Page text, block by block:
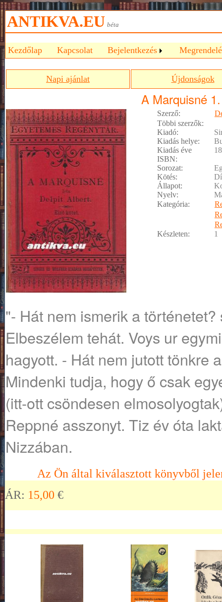
ANTIKVA.EU béta
Kezdőlap Kapcsolat Bejelentkezés
Napi ajánlat Újdonságok
A Marquisné
Szerző:
Többi szerzők:
Kiadó:
Kiadás helye:
Kiadás éve
ISBN:
Sorozat:
Kötés:
Állapot:
Nyelv:
Kategória:
Készleten:
1
"- Hát nem ismerik a
Elbeszélem tehát. Voys ur
hagyott. - Hát nem jutott tönkre
Mindenki tudja, hogy ő csak
(itt-ott csöndesen
Reppné asszonyt. Tiz év óta
Nizzában.
Az Ön által kiválasztott könyvből
ÁR: 15,00 €